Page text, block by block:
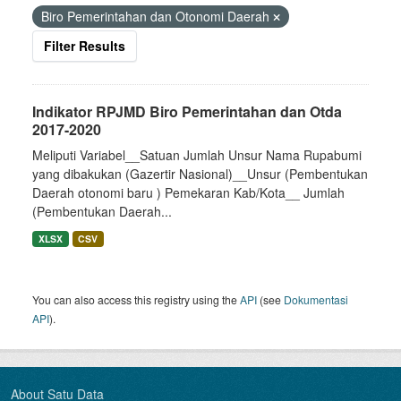
Biro Pemerintahan dan Otonomi Daerah
Filter Results
Indikator RPJMD Biro Pemerintahan dan Otda
2017-2020
Meliputi Variabel__Satuan Jumlah Unsur Nama Rupabumi
yang dibakukan (Gazertir Nasional)__Unsur (Pembentukan
Daerah otonomi baru ) Pemekaran Kab/Kota__ Jumlah
(Pembentukan Daerah...
XLSX CSV
You can also access this registry using theAPI (see Dokumentasi
API).
About Satu Data